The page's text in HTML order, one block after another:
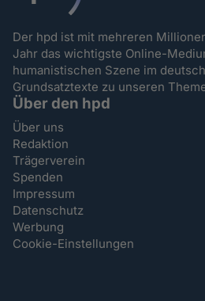
Der hpd ist mit mehreren
Jahr das wichtigste Online-
humanistischen Szene im
Grundsatztexte zu unseren
Über den hpd
Über uns
Redaktion
Trägerverein
Spenden
Impressum
Datenschutz
Werbung
Cookie-Einstellungen